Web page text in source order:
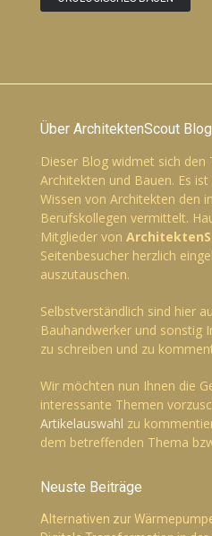
Über ArchitektenScout Blog
Dieser Blog widmet sich den
Architekten und Bauen. Es ist
Wissen von Architekten den
Berufskollegen vermittelt.
Mitglieder von
Seitenbesucher herzlich
auszutauschen.
Selbstverständlich sind hier
Bauhandwerker und sonstig
zu schreiben und zu
Wir möchten nun Ihnen die
interessante Themen
Artikelauswahl zu
dem betreffenden Thema
Neuste Beiträge
Alternativen zur